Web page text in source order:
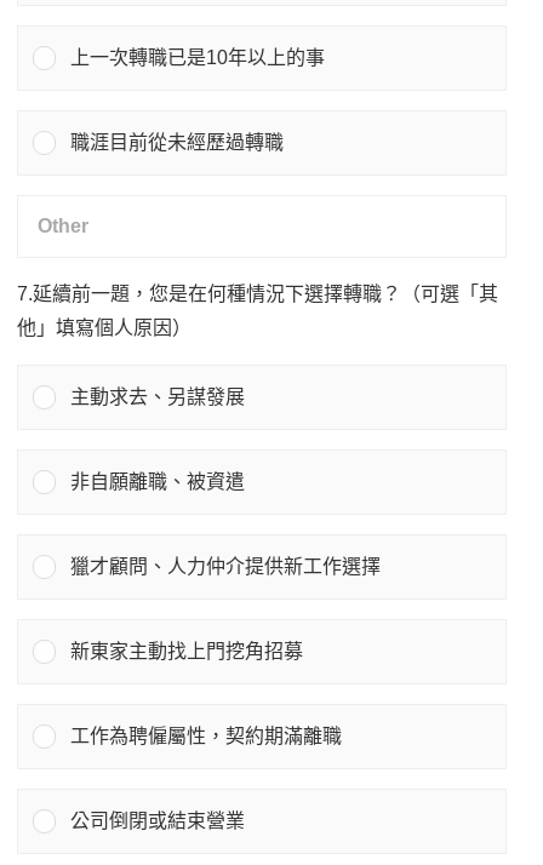
上一次轉職已是10年以上的事
職涯目前從未經歷過轉職
7.延續前一題，您是在何種情況下選擇轉職？（可選「其
他」填寫個人原因）
主動求去、另謀發展
非自願離職、被資遣
獵才顧問、人力仲介提供新工作選擇
新東家主動找上門挖角招募
工作為聘僱屬性，契約期滿離職
公司倒閉或結束營業